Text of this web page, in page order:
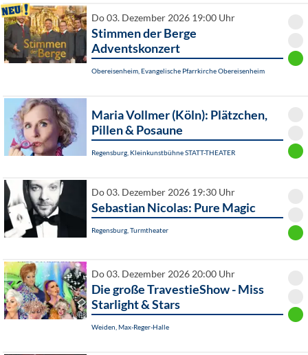
Do 03. Dezember 2026 19:00 Uhr
Stimmen der Berge
Adventskonzert
Obereisenheim, Evangelische Pfarrkirche Obereisenheim
Maria Vollmer (Köln): Plätzchen,
Pillen & Posaune
Regensburg, Kleinkunstbühne STATT-THEATER
Do 03. Dezember 2026 19:30 Uhr
Sebastian Nicolas: Pure Magic
Regensburg, Turmtheater
Do 03. Dezember 2026 20:00 Uhr
Die große TravestieShow - Miss
Starlight & Stars
Weiden, Max-Reger-Halle